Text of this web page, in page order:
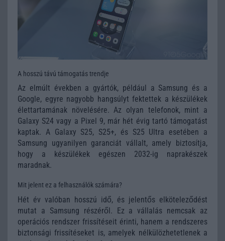
A hosszú távú támogatás trendje
Az elmúlt években a gyártók, például a Samsung és a
Google, egyre nagyobb hangsúlyt fektettek a készülékek
élettartamának növelésére. Az olyan telefonok, mint a
Galaxy S24 vagy a Pixel 9, már hét évig tartó támogatást
kaptak. A Galaxy S25, S25+, és S25 Ultra esetében a
Samsung ugyanilyen garanciát vállalt, amely biztosítja,
hogy a készülékek egészen 2032-ig naprakészek
maradnak.
Mit jelent ez a felhasználók számára?
Hét év valóban hosszú idő, és jelentős elköteleződést
mutat a Samsung részéről. Ez a vállalás nemcsak az
operációs rendszer frissítéseit érinti, hanem a rendszeres
biztonsági frissítéseket is, amelyek nélkülözhetetlenek a